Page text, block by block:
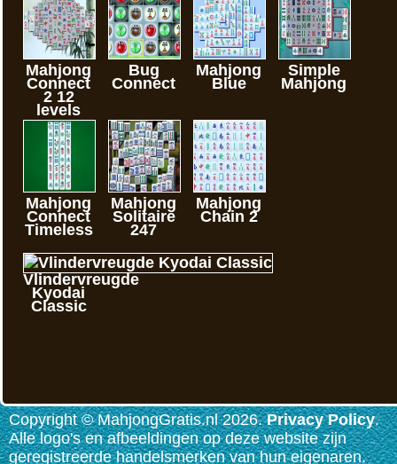
Mahjong
Connect
2 12
levels
Bug
Connect
Mahjong
Blue
Simple
Mahjong
Mahjong
Connect
Timeless
Mahjong
Solitaire
247
Mahjong
Chain 2
Vlindervreugde
Kyodai
Classic
Copyright © MahjongGratis.nl 2026.Privacy Policy.
Alle logo's en afbeeldingen op deze website zijn
geregistreerde handelsmerken van hun eigenaren.